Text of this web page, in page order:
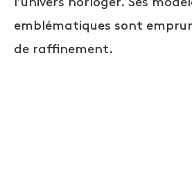
l’univers horloger. Ses
emblématiques sont
de raffinement.